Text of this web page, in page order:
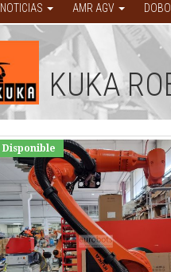
NOTICIAS AMR AGV
KUKA
Disponible